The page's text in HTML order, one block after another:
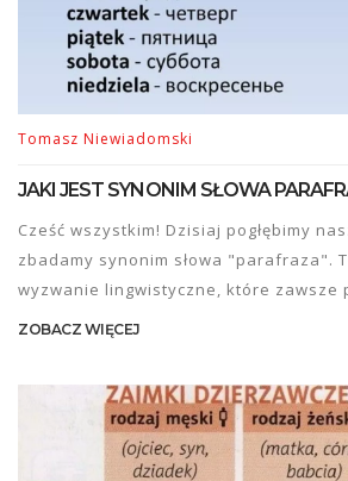
Tomasz Niewiadomski
JAKI JEST SYNONIM SŁOWA
Cześć wszystkim! Dzisiaj pogłębimy
zbadamy synonim słowa "parafraza".
wyzwanie lingwistyczne, które zawsze
Kto by pomyślał, że synonimem
"parafraza", zawsze możesz użyć
synonimów. I pamiętajcie, polski język
niespodzianek!
ZOBACZ WIĘCEJ